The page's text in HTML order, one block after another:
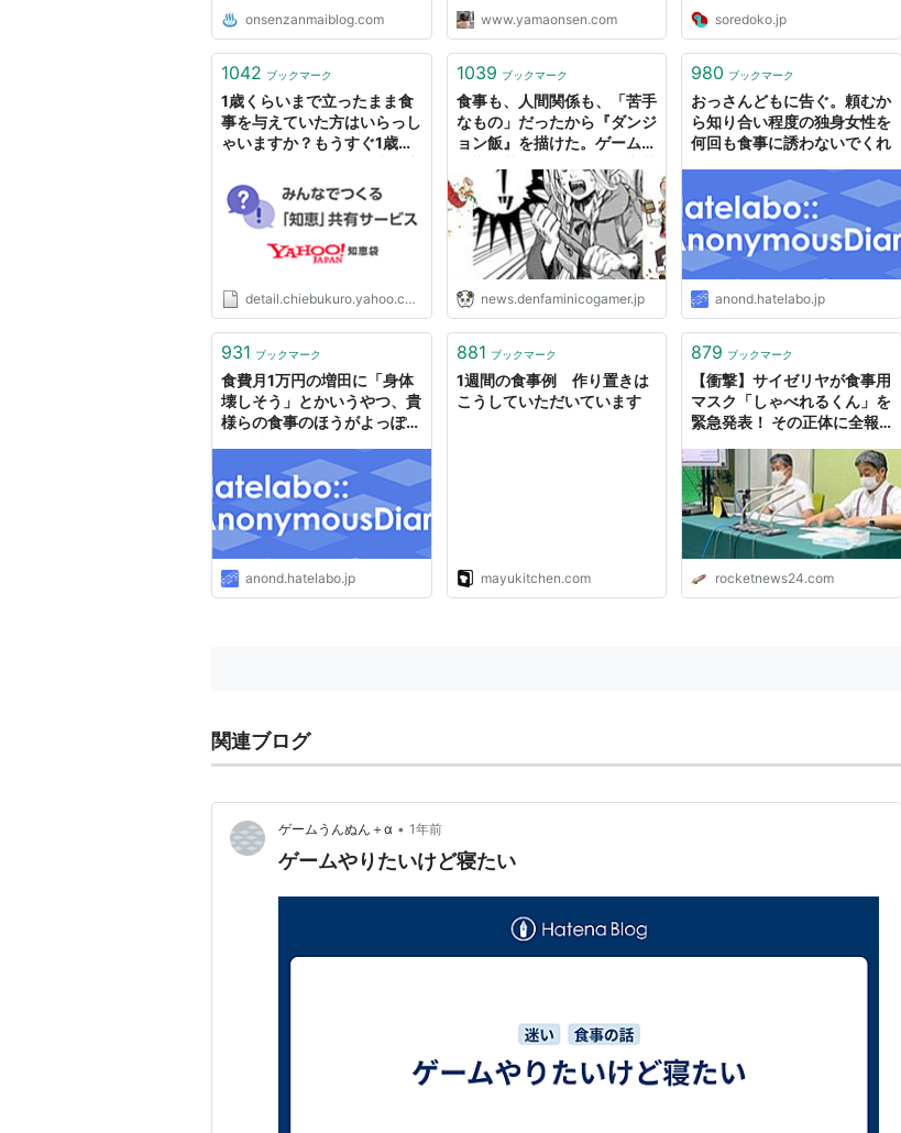
onsenzanmaiblog.com www.yamaonsen.com soredoko.jp
1042 ブックマーク
1歳くらいまで立ったまま食
事を与えていた方はいらっし
ゃいますか？もうすぐ1歳の
ったまま食べさせてきてし
ま... - Yahoo!知恵袋
detail.chiebukuro.yahoo.co.jp
1039 ブックマーク
食事も、人間関係も、「苦手
なもの」だったから『ダンジ
ョン飯』を描けた。ゲームの
諒子の「好きと嫌いの活かし
方」とは【ゲーム世代の作家
たち】
news.denfaminicogamer.jp
980 ブックマーク
おっさんどもに告ぐ。頼むか
ら知り合い程度の独身女性を
何回も食事に誘わないでくれ
anond.hatelabo.jp
931 ブックマーク
食費月1万円の増田に「身体
壊しそう」とかいうやつ、貴
様らの食事のほうがよっぽど
本物の科学的で合理的で健康
的な食事ってもんを見せてや
りますよ
anond.hatelabo.jp
881 ブックマーク
1週間の食事例 作り置きは
こうしていただいています
mayukitchen.com
879 ブックマーク
【衝撃】サイゼリヤが食事用
マスク「しゃべれるくん」を
緊急発表！ その正体に全報
rocketnews24.com
関連ブログ
ゲームうんぬん＋α • 1年前
ゲームやりたいけど寝たい